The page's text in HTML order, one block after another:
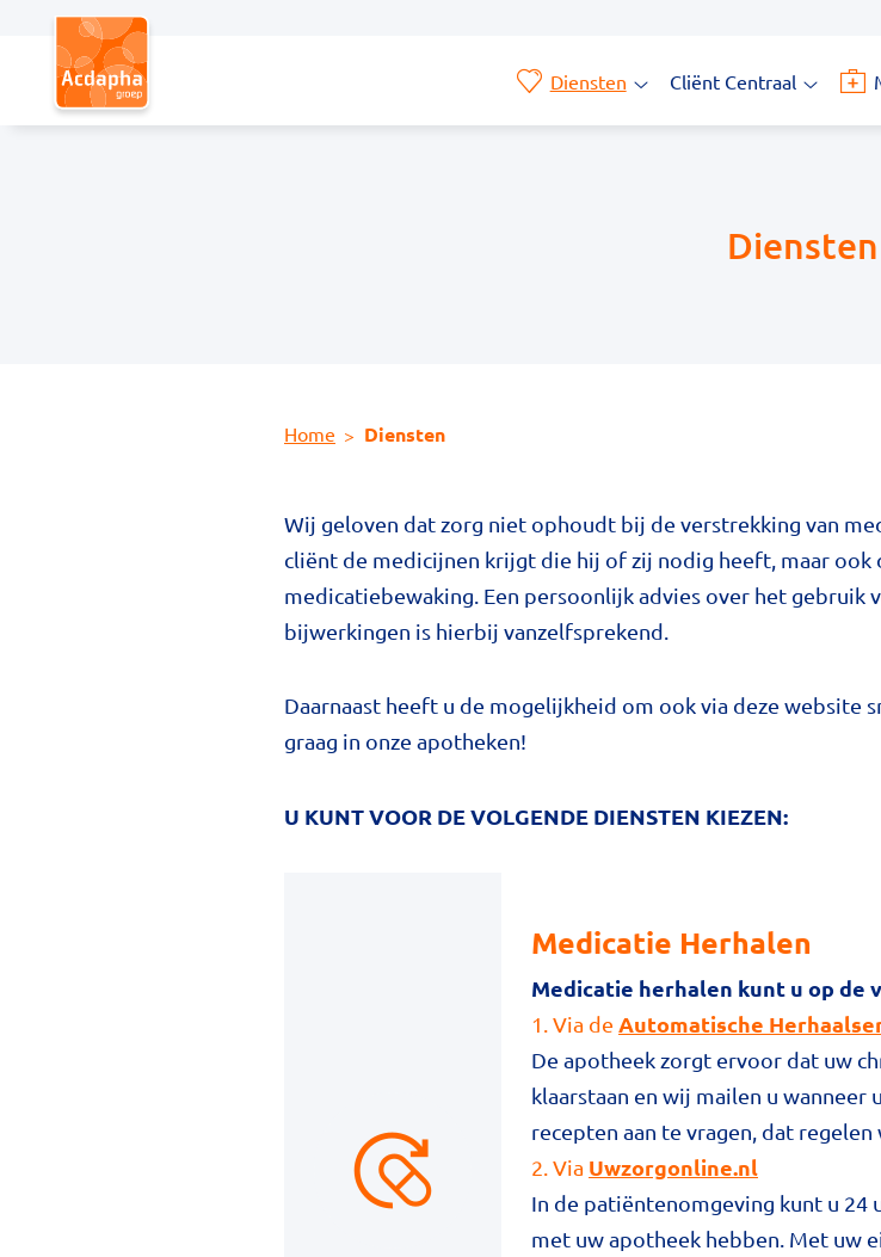
Diensten
submenu
Cliënt Centraal
Centraal
Home Diensten
Diensten
Wij geloven dat zorg niet ophoudt bij de verstrekking van
cliënt de medicijnen krijgt die hij of zij nodig heeft, maar
medicatiebewaking. Een persoonlijk advies over het gebruik
bijwerkingen is hierbij vanzelfsprekend.
Daarnaast heeft u de mogelijkheid om ook via deze website
graag in onze apotheken!
U KUNT VOOR DE VOLGENDE DIENSTEN KIEZEN:
Medicatie Herhalen
Medicatie herhalen kunt u op de
1. Via de Automatische
De apotheek zorgt ervoor dat uw
klaarstaan en wij mailen u wanneer
recepten aan te vragen, dat
2. Via Uwzorgonline.nl
In de patiëntenomgeving kunt u 24
met uw apotheek hebben. Met uw